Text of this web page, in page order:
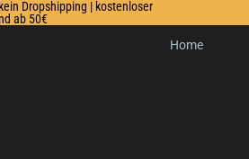
Dropshipping | kostenloser
ab 50€
Home